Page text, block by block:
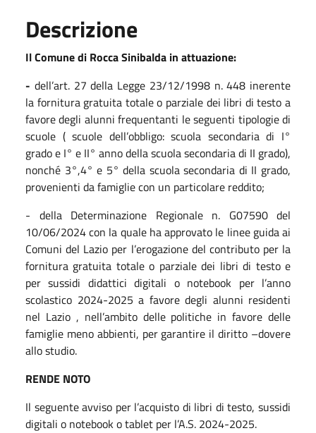
Descrizione
Il Comune di Rocca Sinibalda in attuazione:
- dell’art. 27 della Legge 23/12/1998 n. 448 inerente
la fornitura gratuita totale o parziale dei libri di testo a
favore degli alunni frequentanti le seguenti tipologie di
scuole ( scuole dell’obbligo: scuola secondaria di I°
grado e I° e II° anno della scuola secondaria di II grado),
nonché 3°,4° e 5° della scuola secondaria di II grado,
provenienti da famiglie con un particolare reddito;
- della Determinazione Regionale n. G07590 del
10/06/2024 con la quale ha approvato le linee guida ai
Comuni del Lazio per l’erogazione del contributo per la
fornitura gratuita totale o parziale dei libri di testo e
per sussidi didattici digitali o notebook per l’anno
scolastico 2024-2025 a favore degli alunni residenti
nel Lazio , nell’ambito delle politiche in favore delle
famiglie meno abbienti, per garantire il diritto –dovere
allo studio.
RENDE NOTO
Il seguente avviso per l’acquisto di libri di testo, sussidi
digitali o notebook o tablet per l’A.S. 2024-2025.